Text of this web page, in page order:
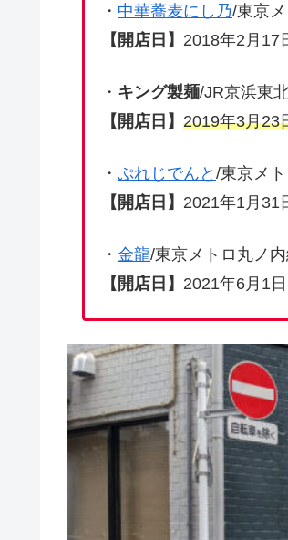
・ 中華蕎麦にし乃/東京
【開店日】 2018年2月17
・ キング製麺/JR京浜東
【開店日】 2019年3月23
・ ぷれじでんと /東京メ
【開店日】 2021年1月31
・ 金龍/東京メトロ丸ノ
【開店日】 2021年6月1日